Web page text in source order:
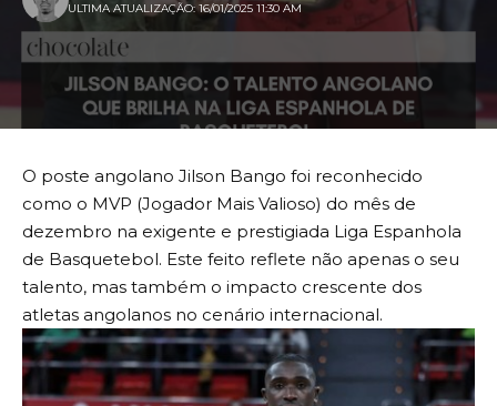
ULTIMA ATUALIZAÇÃO: 16/01/2025 11:30 AM
O poste angolano Jilson Bango foi reconhecido
como o MVP (Jogador Mais Valioso) do mês de
dezembro na exigente e prestigiada Liga Espanhola
de Basquetebol. Este feito reflete não apenas o seu
talento, mas também o impacto crescente dos
atletas angolanos no cenário internacional.